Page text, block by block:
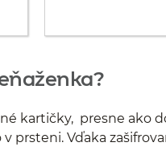
kartičky, presne ako
prsteni. Vďaka